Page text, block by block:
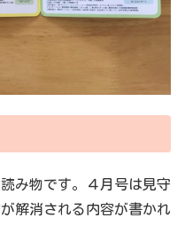
み物です。４月号は見守
解消される内容が書かれ